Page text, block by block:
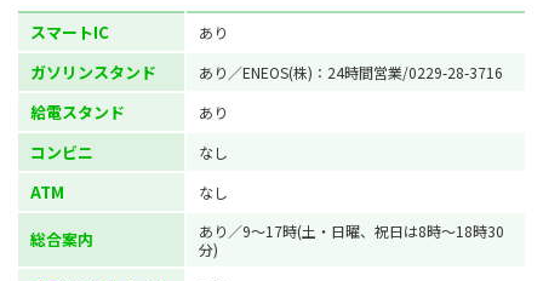
スマートIC あり
ガソリンスタンド あり／ENEOS(株)：24時間営業/0229-28-3716
給電スタンド あり
コンビニ なし
ATM なし
総合案内
あり／9～17時(土・日曜、祝日は8時～18時30
分)